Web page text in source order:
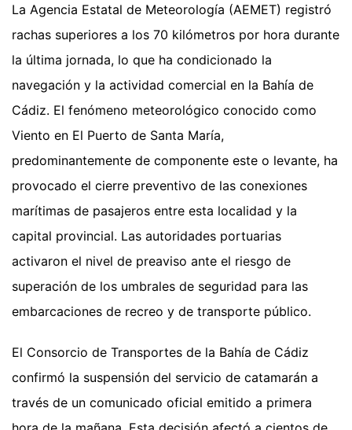
La Agencia Estatal de Meteorología (AEMET) registró
rachas superiores a los 70 kilómetros por hora durante
la última jornada, lo que ha condicionado la
navegación y la actividad comercial en la Bahía de
Cádiz. El fenómeno meteorológico conocido como
Viento en El Puerto de Santa María,
predominantemente de componente este o levante, ha
provocado el cierre preventivo de las conexiones
marítimas de pasajeros entre esta localidad y la
capital provincial. Las autoridades portuarias
activaron el nivel de preaviso ante el riesgo de
superación de los umbrales de seguridad para las
embarcaciones de recreo y de transporte público.
El Consorcio de Transportes de la Bahía de Cádiz
confirmó la suspensión del servicio de catamarán a
través de un comunicado oficial emitido a primera